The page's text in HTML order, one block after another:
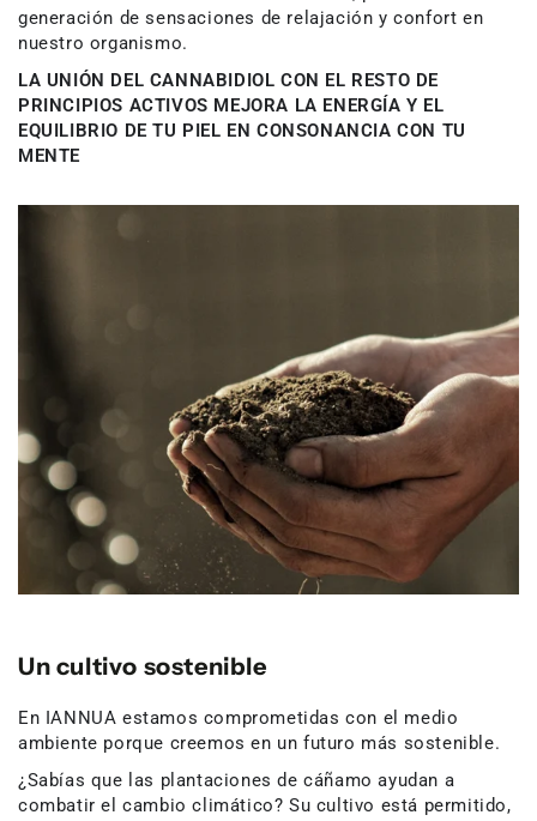
generación de sensaciones de relajación y confort en
nuestro organismo.
LA UNIÓN DEL CANNABIDIOL CON EL RESTO DE
PRINCIPIOS ACTIVOS MEJORA LA ENERGÍA Y EL
EQUILIBRIO DE TU PIEL EN CONSONANCIA CON TU
MENTE
Un cultivo sostenible
En IANNUA estamos comprometidas con el medio
ambiente porque creemos en un futuro más sostenible.
¿Sabías que las plantaciones de cáñamo ayudan a
combatir el cambio climático? Su cultivo está permitido,